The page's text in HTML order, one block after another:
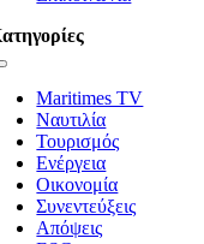
Maritimes TV
Ναυτιλία
Τουρισμός
Ενέργεια
Οικονομία
Συνεντεύξεις
Απόψεις